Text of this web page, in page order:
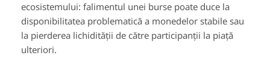
ecosistemului: falimentul unei burse poate duce la
disponibilitatea problematică a monedelor stabile sau
la pierderea lichidității de către participanții la piață
ulteriori.